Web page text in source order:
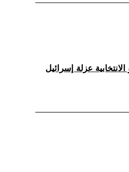
الانتخابية عزلة إسرائيل